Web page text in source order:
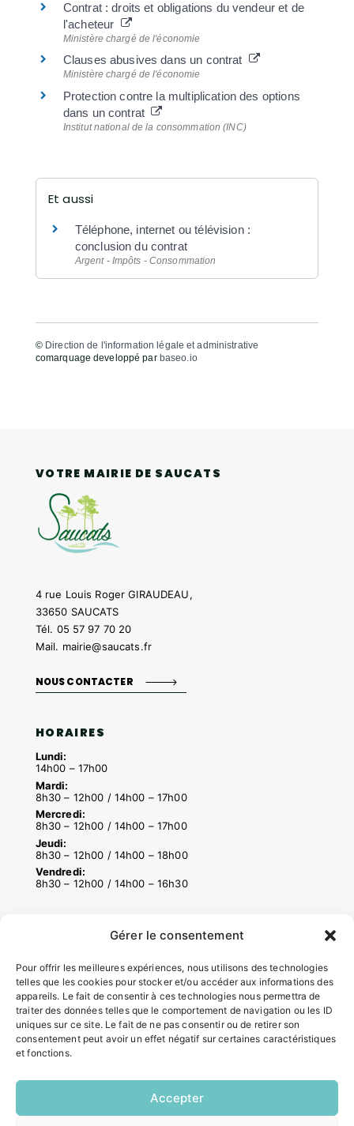
Gérer le consentement
Pour offrir les meilleures expériences, nous utilisons des technologies
telles que les cookies pour stocker et/ou accéder aux informations des
appareils. Le fait de consentir à ces technologies nous permettra de
traiter des données telles que le comportement de navigation ou les ID
uniques sur ce site. Le fait de ne pas consentir ou de retirer son
consentement peut avoir un effet négatif sur certaines caractéristiques
et fonctions.
Accepter
Contrat : droits et obligations du vendeur et de
l'acheteur
Ministère chargé de l'économie
Clauses abusives dans un contrat
Ministère chargé de l'économie
Protection contre la multiplication des options
dans un contrat
Institut national de la consommation (INC)
Et aussi
Téléphone, internet ou télévision :
conclusion du contrat
Argent - Impôts - Consommation
© Direction de l'information légale et administrative
comarquage developpé par baseo.io
VOTRE MAIRIE DE SAUCATS
4 rue Louis Roger GIRAUDEAU,
33650 SAUCATS
Tél. 05 57 97 70 20
Mail. mairie@saucats.fr
NOUS CONTACTER
HORAIRES
Lundi:
14h00 – 17h00
Mardi:
8h30 – 12h00 / 14h00 – 17h00
Mercredi:
8h30 – 12h00 / 14h00 – 17h00
Jeudi:
8h30 – 12h00 / 14h00 – 18h00
Vendredi:
8h30 – 12h00 / 14h00 – 16h30
ACCÉS RAPIDES
Pôle santé
Le Saucatais
Formalités administratives
Restauration scolaire
Demander un composteur
INFORMATIONS LÉGALES